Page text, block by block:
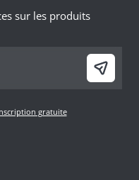
sur les produits
gratuite